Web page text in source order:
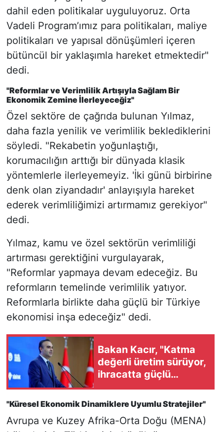
dahil eden politikalar uyguluyoruz. Orta
Vadeli Program’ımız para politikaları, maliye
politikaları ve yapısal dönüşümleri içeren
bütüncül bir yaklaşımla hareket etmektedir"
dedi.
"Reformlar ve Verimlilik Artışıyla Sağlam Bir
Ekonomik Zemine İlerleyeceğiz"
Özel sektöre de çağrıda bulunan Yılmaz,
daha fazla yenilik ve verimlilik beklediklerini
söyledi. "Rekabetin yoğunlaştığı,
korumacılığın arttığı bir dünyada klasik
yöntemlerle ilerleyemeyiz. 'İki günü birbirine
denk olan ziyandadır' anlayışıyla hareket
ederek verimliliğimizi artırmamız gerekiyor"
dedi.
Yılmaz, kamu ve özel sektörün verimliliği
artırması gerektiğini vurgulayarak,
"Reformlar yapmaya devam edeceğiz. Bu
reformların temelinde verimlilik yatıyor.
Reformlarla birlikte daha güçlü bir Türkiye
ekonomisi inşa edeceğiz" dedi.
Bakan Kacır, "Katma
değerli üretim sürüyor,
ihracatta güçlü
ediyor"
"Küresel Ekonomik Dinamiklere Uyumlu Stratejiler"
Avrupa ve Kuzey Afrika-Orta Doğu (MENA)